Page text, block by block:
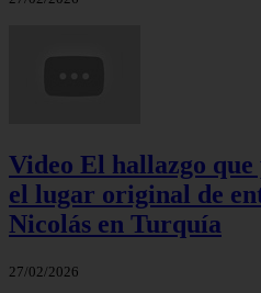
Video El hallazgo
el lugar original de
Nicolás en Turquía
27/02/2026